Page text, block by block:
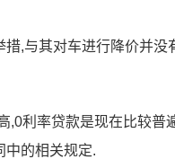
,与其对车进行降价并没
,0利率贷款是现在比较普
中的相关规定.